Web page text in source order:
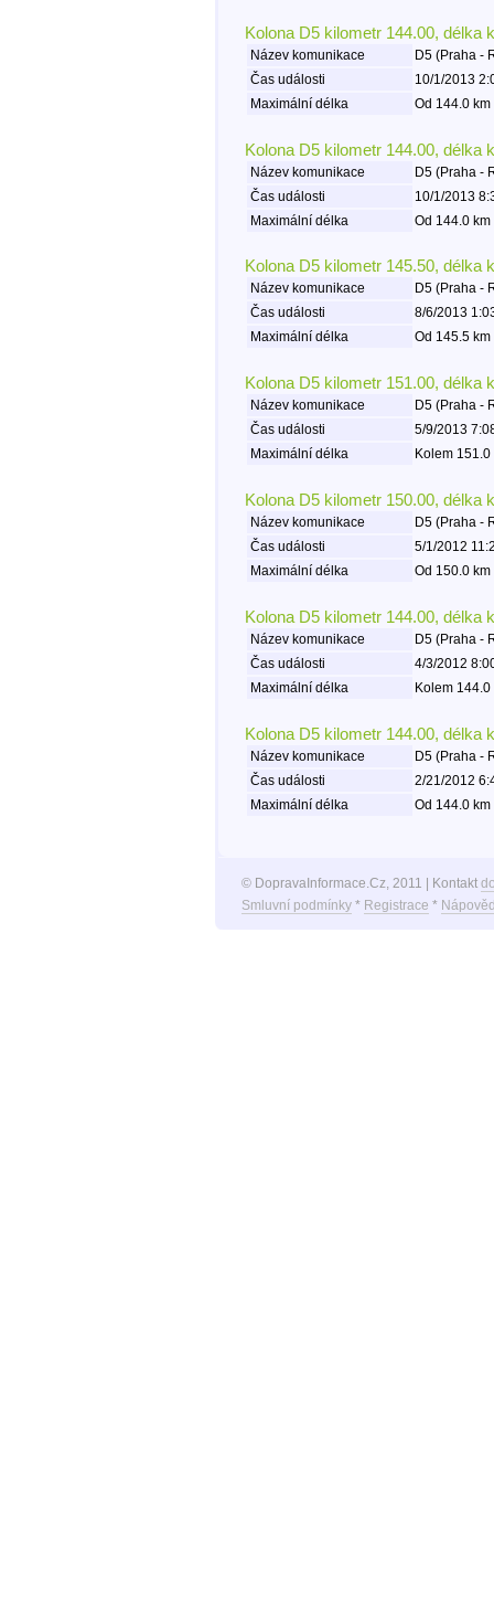
Kolona D5 kilometr 144.00, délka
Název komunikace
D5 (Praha -
Čas události
10/1/2013
Maximální délka
Od 144.0
Kolona D5 kilometr 144.00, délka
Název komunikace
D5 (Praha -
Čas události
10/1/2013
Maximální délka
Od 144.0
Kolona D5 kilometr 145.50, délka
Název komunikace
D5 (Praha -
Čas události
8/6/2013
Maximální délka
Od 145.5
Kolona D5 kilometr 151.00, délka
Název komunikace
D5 (Praha -
Čas události
5/9/2013
Maximální délka
Kolem
Kolona D5 kilometr 150.00, délka
Název komunikace
D5 (Praha -
Čas události
5/1/2012
Maximální délka
Od 150.0
Kolona D5 kilometr 144.00, délka
Název komunikace
D5 (Praha -
Čas události
4/3/2012
Maximální délka
Kolem
Kolona D5 kilometr 144.00, délka
Název komunikace
D5 (Praha -
Čas události
2/21/2012
Maximální délka
Od 144.0
© DopravaInformace.Cz, 2011 | Kontakt
Smluvní podmínky* Registrace *